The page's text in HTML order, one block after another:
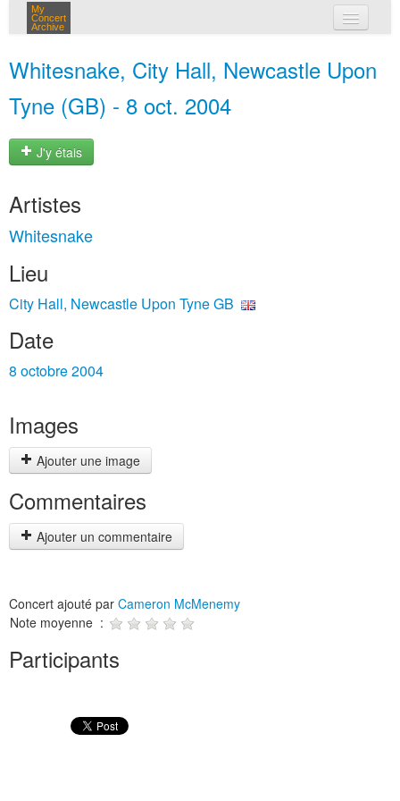
My
Concert
Archive
Whitesnake, City Hall, Newcastle Upon
Tyne (GB) - 8 oct. 2004
J'y étais
Artistes
Whitesnake
Lieu
City Hall, Newcastle Upon Tyne GB
Date
8 octobre 2004
Images
Ajouter une image
Commentaires
Ajouter un commentaire
Concert ajouté par Cameron McMenemy
Note moyenne :
Participants